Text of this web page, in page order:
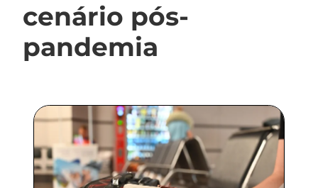
cenário pós-
pandemia